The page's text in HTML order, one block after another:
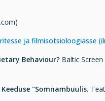
ja filmisotsioloogiasse
Behaviour? Baltic
"Somnambuulis.